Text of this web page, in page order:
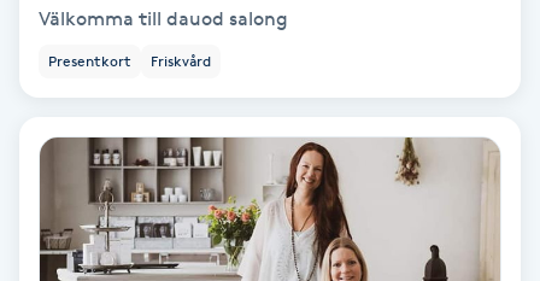
Plastikkirurgi
Powder brows
Power Yoga
PRP (Platelet Rich Plasma)
Välkomma till dauod salong
Presentkort Friskvård